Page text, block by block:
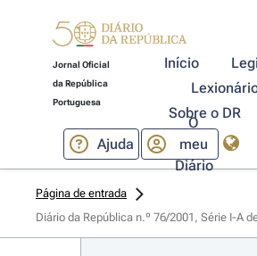
Jornal Oficial
da República
Portuguesa
Início
Sobre o DR
Ajuda
O
meu
Diário
Página de entrada
Diário da República n.º 76/2001, Série I-A